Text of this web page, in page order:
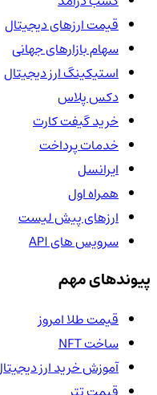
قیمت ارزهای دیجیتال
سهام بازارهای جهانی
استیکینگ ارز دیجیتال
دکس پلاس
خرید گیفت کارت
خدمات پرداخت
ایرانسل
همراه اول
ارزهای پیش لیست
سرویس های API
پیوندهای مهم
قیمت طلا امروز
ساخت NFT
آموزش خرید ارز دیجیتال